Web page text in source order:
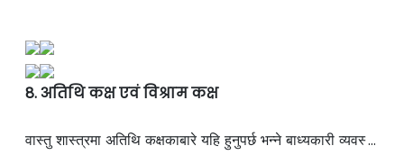
8. अतिथि कक्ष एवं विश्राम कक्ष
वास्तु शास्त्रमा अतिथि कक्षकाबारे यहि हुनुपर्छ भन्ने बाध्यकारी व्यवस्था